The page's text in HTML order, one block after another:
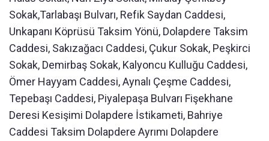
Sokak,Tarlabaşı Bulvarı, Refik Saydan Caddesi,
Unkapanı Köprüsü Taksim Yönü, Dolapdere Taksim
Caddesi, Sakızağacı Caddesi, Çukur Sokak, Peşkirci
Sokak, Demirbaş Sokak, Kalyoncu Kulluğu Caddesi,
Ömer Hayyam Caddesi, Aynalı Çeşme Caddesi,
Tepebaşı Caddesi, Piyalepaşa Bulvarı Fişekhane
Deresi Kesişimi Dolapdere İstikameti, Bahriye
Caddesi Taksim Dolapdere Ayrımı Dolapdere